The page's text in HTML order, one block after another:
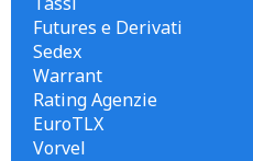
Futures e Derivati
Sedex
Warrant
Rating Agenzie
EuroTLX
Vorvel